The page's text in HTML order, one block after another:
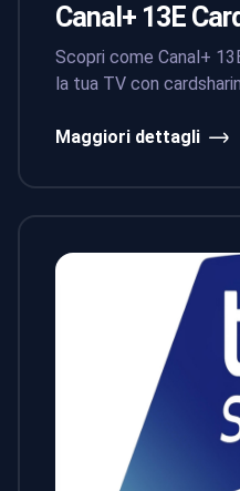
Canal+ 13E
Scopri come Canal+
la tua TV con
Maggiori dettagli